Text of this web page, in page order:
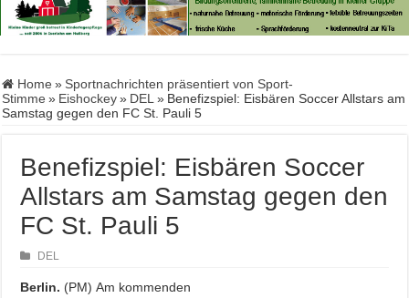
Home » Sportnachrichten präsentiert von Sport-
Stimme » Eishockey » DEL » Benefizspiel: Eisbären Soccer Allstars am
Samstag gegen den FC St. Pauli 5
Benefizspiel: Eisbären Soccer
Allstars am Samstag gegen den
FC St. Pauli 5
DEL
Berlin. (PM) Am kommenden